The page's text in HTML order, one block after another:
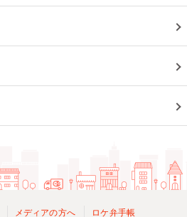
メディアの方へ ロケ弁手帳